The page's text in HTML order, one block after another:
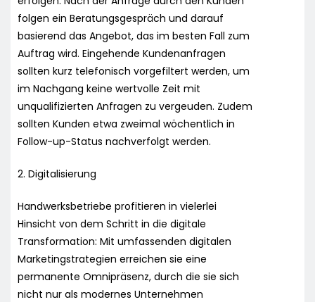
folgen ein Beratungsgespräch und darauf
basierend das Angebot, das im besten Fall zum
Auftrag wird. Eingehende Kundenanfragen
sollten kurz telefonisch vorgefiltert werden, um
im Nachgang keine wertvolle Zeit mit
unqualifizierten Anfragen zu vergeuden. Zudem
sollten Kunden etwa zweimal wöchentlich in
Follow-up-Status nachverfolgt werden.
2. Digitalisierung
Handwerksbetriebe profitieren in vielerlei
Hinsicht von dem Schritt in die digitale
Transformation: Mit umfassenden digitalen
Marketingstrategien erreichen sie eine
permanente Omnipräsenz, durch die sie sich
nicht nur als modernes Unternehmen